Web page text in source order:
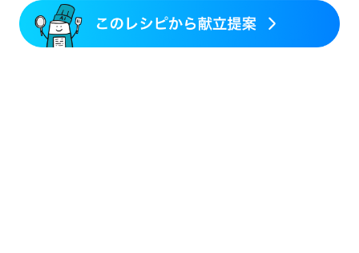
妊婦健診・体重増加が気になる（初期）
妊婦健診・血圧が気になる（初期）
妊婦健診・血糖値が気になる（初期）